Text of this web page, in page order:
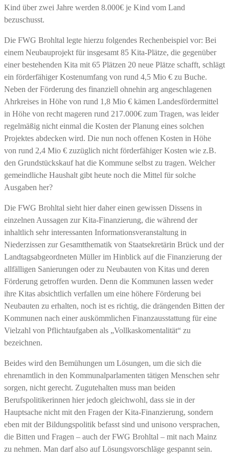
Kind über zwei Jahre werden 8.000€ je Kind vom Land
bezuschusst.
Die FWG Brohltal legte hierzu folgendes Rechenbeispiel vor: Bei
einem Neubauprojekt für insgesamt 85 Kita-Plätze, die gegenüber
einer bestehenden Kita mit 65 Plätzen 20 neue Plätze schafft, schlägt
ein förderfähiger Kostenumfang von rund 4,5 Mio € zu Buche.
Neben der Förderung des finanziell ohnehin arg angeschlagenen
Ahrkreises in Höhe von rund 1,8 Mio € kämen Landesfördermittel
in Höhe von recht mageren rund 217.000€ zum Tragen, was leider
regelmäßig nicht einmal die Kosten der Planung eines solchen
Projektes abdecken wird. Die nun noch offenen Kosten in Höhe
von rund 2,4 Mio € zuzüglich nicht förderfähiger Kosten wie z.B.
den Grundstückskauf hat die Kommune selbst zu tragen. Welcher
gemeindliche Haushalt gibt heute noch die Mittel für solche
Ausgaben her?
Die FWG Brohltal sieht hier daher einen gewissen Dissens in
einzelnen Aussagen zur Kita-Finanzierung, die während der
inhaltlich sehr interessanten Informationsveranstaltung in
Niederzissen zur Gesamtthematik von Staatsekretärin Brück und der
Landtagsabgeordneten Müller im Hinblick auf die Finanzierung der
allfälligen Sanierungen oder zu Neubauten von Kitas und deren
Förderung getroffen wurden. Denn die Kommunen lassen weder
ihre Kitas absichtlich verfallen um eine höhere Förderung bei
Neubauten zu erhalten, noch ist es richtig, die drängenden Bitten der
Kommunen nach einer auskömmlichen Finanzausstattung für eine
Vielzahl von Pflichtaufgaben als „Vollkaskomentalität“ zu
bezeichnen.
Beides wird den Bemühungen um Lösungen, um die sich die
ehrenamtlich in den Kommunalparlamenten tätigen Menschen sehr
sorgen, nicht gerecht. Zugutehalten muss man beiden
Berufspolitikerinnen hier jedoch gleichwohl, dass sie in der
Hauptsache nicht mit den Fragen der Kita-Finanzierung, sondern
eben mit der Bildungspolitik befasst sind und unisono versprachen,
die Bitten und Fragen – auch der FWG Brohltal – mit nach Mainz
zu nehmen. Man darf also auf Lösungsvorschläge gespannt sein.